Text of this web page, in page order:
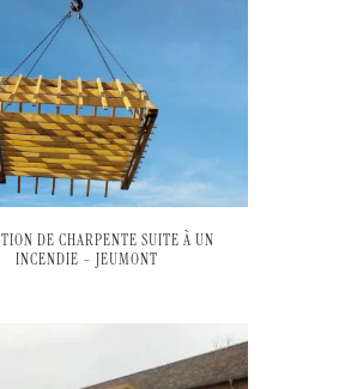
DE CHARPENTE SUITE À UN
INCENDIE – JEUMONT